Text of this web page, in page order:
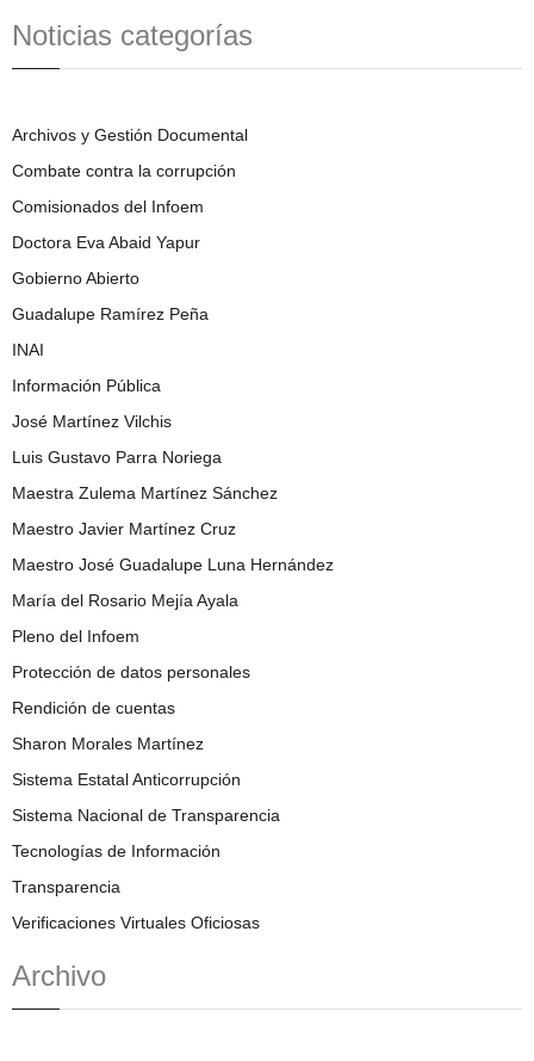
Noticias categorías
Archivos y Gestión Documental
Combate contra la corrupción
Comisionados del Infoem
Doctora Eva Abaid Yapur
Gobierno Abierto
Guadalupe Ramírez Peña
INAI
Información Pública
José Martínez Vilchis
Luis Gustavo Parra Noriega
Maestra Zulema Martínez Sánchez
Maestro Javier Martínez Cruz
Maestro José Guadalupe Luna Hernández
María del Rosario Mejía Ayala
Pleno del Infoem
Protección de datos personales
Rendición de cuentas
Sharon Morales Martínez
Sistema Estatal Anticorrupción
Sistema Nacional de Transparencia
Tecnologías de Información
Transparencia
Verificaciones Virtuales Oficiosas
Archivo